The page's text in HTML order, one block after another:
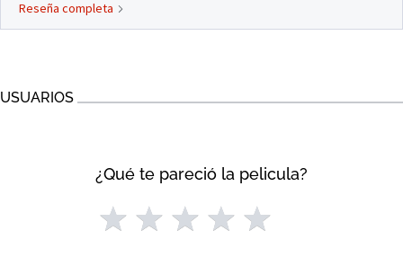
Reseña completa
USUARIOS
¿Qué te pareció la pelicula?